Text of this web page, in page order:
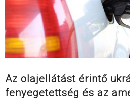
Az olajellátást érintő
fenyegetettség és az